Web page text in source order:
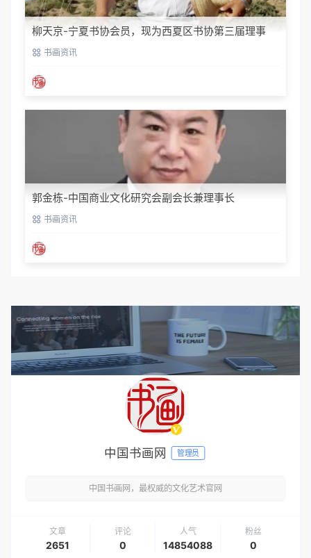
柳天京-宁夏书协会员，现为西夏区书协第三届理事
书画资讯
郭金栋-中国商业文化研究会副会长兼理事长
书画资讯
中国书画网 管理员
中国书画网，最权威的文化艺术官网
文章
2651
评论
0
人气
14854088
粉丝
0